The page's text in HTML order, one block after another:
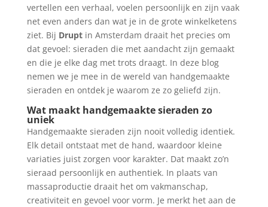
vertellen een verhaal, voelen persoonlijk en zijn vaak
net even anders dan wat je in de grote winkelketens
ziet. Bij Druptin Amsterdam draait het precies om
dat gevoel: sieraden die met aandacht zijn gemaakt
en die je elke dag met trots draagt. In deze blog
nemen we je mee in de wereld van handgemaakte
sieraden en ontdek je waarom ze zo geliefd zijn.
Wat maakt handgemaakte sieraden zo
uniek
Handgemaakte sieraden zijn nooit volledig identiek.
Elk detail ontstaat met de hand, waardoor kleine
variaties juist zorgen voor karakter. Dat maakt zo’n
sieraad persoonlijk en authentiek. In plaats van
massaproductie draait het om vakmanschap,
creativiteit en gevoel voor vorm. Je merkt het aan de